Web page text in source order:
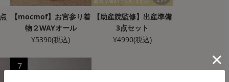
【mocmof】お宮参り着
物２WAYオール
¥5390(税込)
【助産院監修】出産準備
3点セット
¥4990(税込)
7